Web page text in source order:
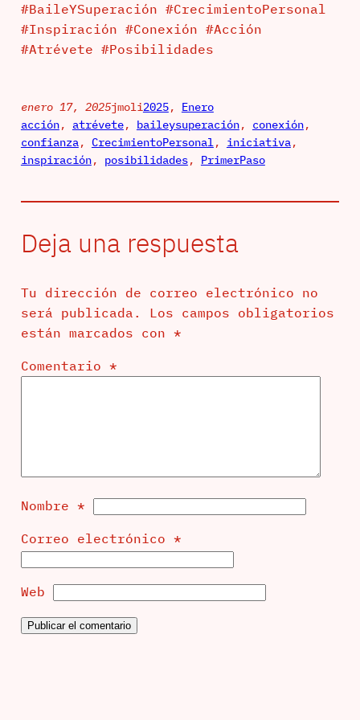
#BaileYSuperación #CrecimientoPersonal
#Inspiración #Conexión #Acción
#Atrévete #Posibilidades
enero 17, 2025jmoli2025, Enero
acción, atrévete, baileysuperación, conexión
confianza, CrecimientoPersonal, iniciativa
inspiración, posibilidades, PrimerPaso
Deja una respuesta
Tu dirección de correo electrónico no
será publicada.
Los campos obligatorios
están marcados con *
Comentario *
Nombre *
Correo electrónico *
Web